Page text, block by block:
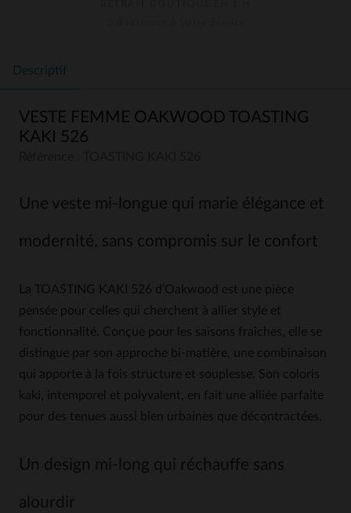
Descriptif
VESTE FEMME OAKWOOD TOASTING
KAKI 526
Une veste mi-longue qui marie élégance et
modernité, sans compromis sur le confort
La TOASTING KAKI 526 d’Oakwood est une pièce
pensée pour celles qui cherchent à allier style et
fonctionnalité. Conçue pour les saisons fraîches, elle se
distingue par son approche bi-matière, une combinaison
qui apporte à la fois structure et souplesse. Son coloris
kaki, intemporel et polyvalent, en fait une alliée parfaite
pour des tenues aussi bien urbaines que décontractées.
Un design mi-long qui réchauffe sans
alourdir